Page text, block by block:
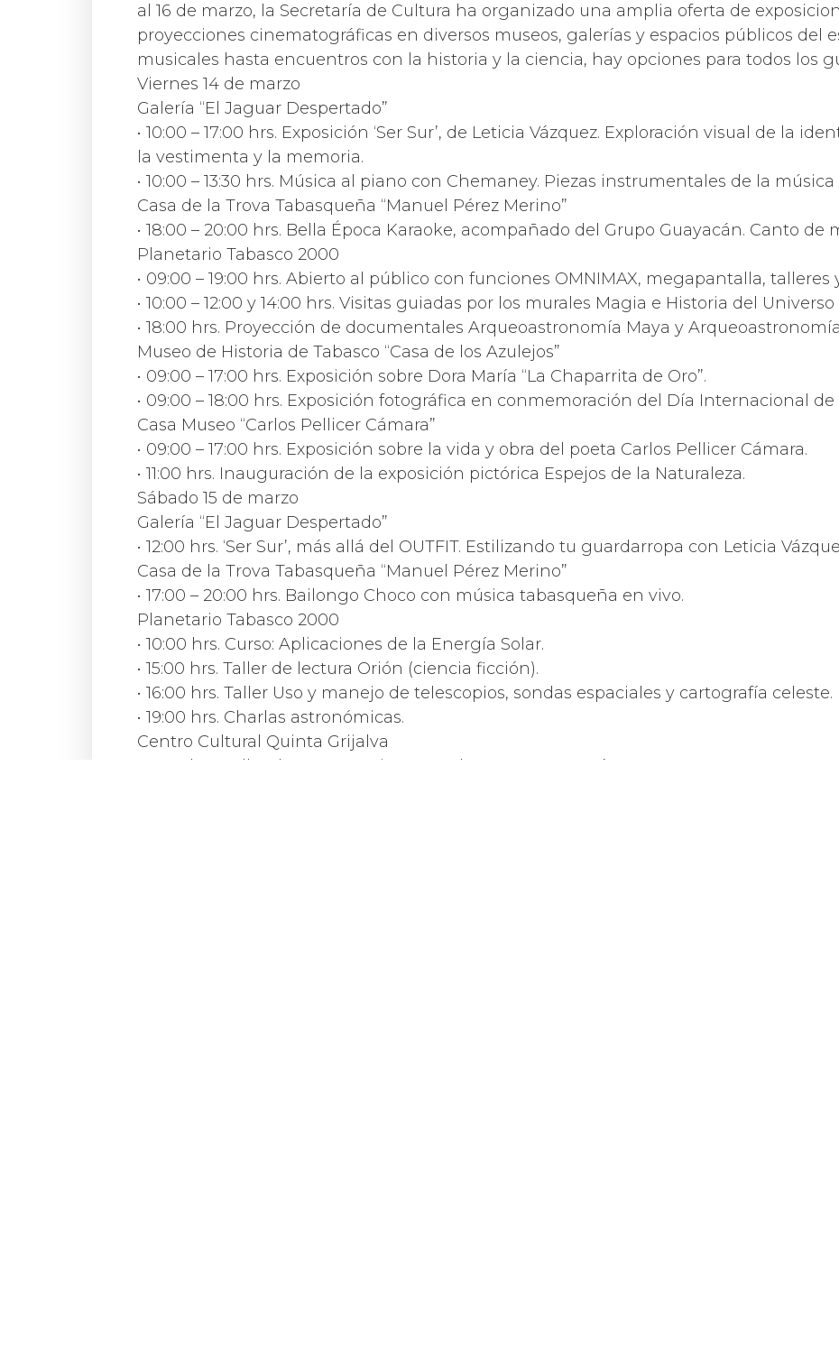
al 16 de marzo, la Secretaría de Cultura ha organizado una amplia oferta de
proyecciones cinematográficas en diversos museos, galerías y espacios públicos del
musicales hasta encuentros con la historia y la ciencia, hay opciones para todos los
Viernes 14 de marzo
Galería “El Jaguar Despertado”
• 10:00 – 17:00 hrs. Exposición ‘Ser Sur’, de Leticia Vázquez. Exploración visual de la
la vestimenta y la memoria.
• 10:00 – 13:30 hrs. Música al piano con Chemaney. Piezas instrumentales de la
Casa de la Trova Tabasqueña “Manuel Pérez Merino”
• 18:00 – 20:00 hrs. Bella Época Karaoke, acompañado del Grupo Guayacán. Canto de
Planetario Tabasco 2000
• 09:00 – 19:00 hrs. Abierto al público con funciones OMNIMAX, megapantalla, talleres
• 10:00 – 12:00 y 14:00 hrs. Visitas guiadas por los murales Magia e Historia del
• 18:00 hrs. Proyección de documentales Arqueoastronomía Maya y
Museo de Historia de Tabasco “Casa de los Azulejos”
• 09:00 – 17:00 hrs. Exposición sobre Dora María “La Chaparrita de Oro”.
• 09:00 – 18:00 hrs. Exposición fotográfica en conmemoración del Día Internacional de
Casa Museo “Carlos Pellicer Cámara”
• 09:00 – 17:00 hrs. Exposición sobre la vida y obra del poeta Carlos Pellicer Cámara.
• 11:00 hrs. Inauguración de la exposición pictórica Espejos de la Naturaleza.
Sábado 15 de marzo
Galería “El Jaguar Despertado”
• 12:00 hrs. ‘Ser Sur’, más allá del OUTFIT. Estilizando tu guardarropa con Leticia
Casa de la Trova Tabasqueña “Manuel Pérez Merino”
• 17:00 – 20:00 hrs. Bailongo Choco con música tabasqueña en vivo.
Planetario Tabasco 2000
• 10:00 hrs. Curso: Aplicaciones de la Energía Solar.
• 15:00 hrs. Taller de lectura Orión (ciencia ficción).
• 16:00 hrs. Taller Uso y manejo de telescopios, sondas espaciales y cartografía celeste.
• 19:00 hrs. Charlas astronómicas.
Centro Cultural Quinta Grijalva
• 10:30 hrs. Taller de entrenamiento en danza contemporánea.